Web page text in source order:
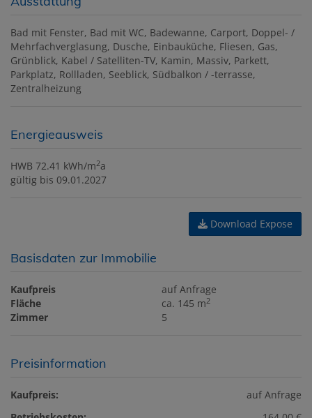
Bad mit Fenster Bad mit WC Badewanne Carport Doppel- /
Mehrfachverglasung Dusche Einbauküche Fliesen Gas
Grünblick Kabel / Satelliten-TV Kamin Massiv Parkett
Parkplatz Rollladen Seeblick Südbalkon / -terrasse
Zentralheizung
Energieausweis
HWB 72.41 kWh/m2a
gültig bis 09.01.2027
Download Expose
Basisdaten zur Immobilie
Kaufpreis
auf Anfrage
Fläche
ca. 145 m2
Zimmer 5
Preisinformation
Kaufpreis:
auf Anfrage